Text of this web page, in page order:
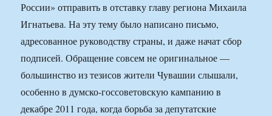
России» отправить в отставку главу региона Михаила
Игнатьева. На эту тему было написано письмо,
адресованное руководству страны, и даже начат сбор
подписей. Обращение совсем не оригинальное —
большинство из тезисов жители Чувашии слышали,
особенно в думско-госсоветовскую кампанию в
декабре 2011 года, когда борьба за депутатские